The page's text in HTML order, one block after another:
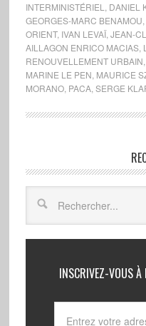
INTERMINISTÉRIEL
DANIEL
GEORGES-MARC BENAMOU
ORIENT, IVAN LEVAÏ, JEAN-
AILLAGON ENRICO MACIAS,
RENOUVELLEMENT URBAIN
MARINE LE PEN MAURICE
MORANO, PACA, SERGE
INSCRIVEZ-VOUS À